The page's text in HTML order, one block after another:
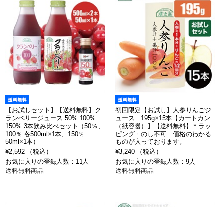
【お試しセット】【送料無料】ク
ランベリージュース 50% 100%
150% 3本飲み比べセット（50％、
100％ 各500ml×1本、150％
50ml×1本）
¥2,592 （税込）
お気に入りの登録人数：11人
送料無料商品
初回限定【お試し】人参りんごジ
ュース 195g×15本【カートカン
（紙容器）】【送料無料】＊ラッ
ピング・のし不可 価格のわかる
ものが入っております。
¥3,240 （税込）
お気に入りの登録人数：9人
送料無料商品